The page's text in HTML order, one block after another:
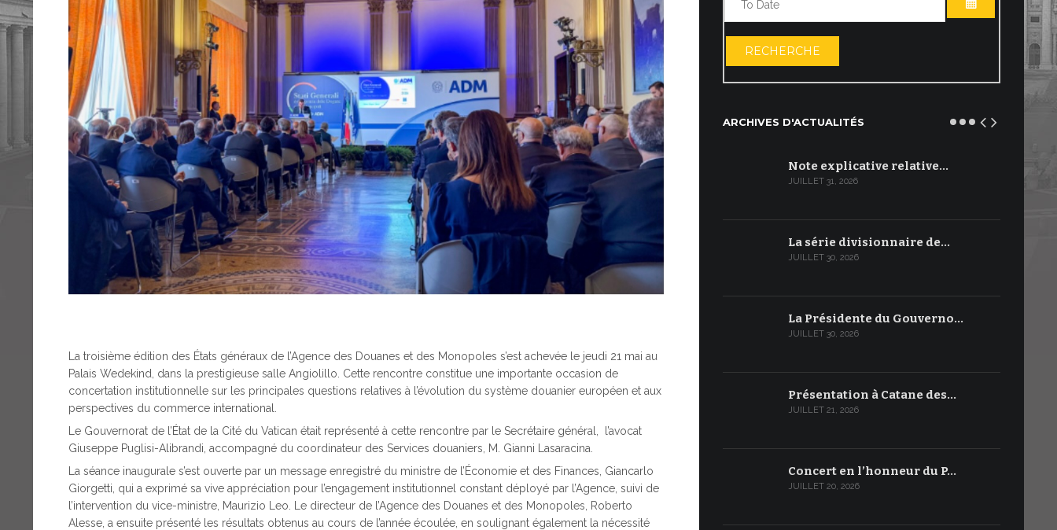
La troisième édition des États généraux de l’Agence des Douanes et des Monopoles s’est achevée le jeudi 21 mai au
Palais Wedekind, dans la prestigieuse salle Angiolillo. Cette rencontre constitue une importante occasion de
concertation institutionnelle sur les principales questions relatives à l’évolution du système douanier européen et aux
perspectives du commerce international.
Le Gouvernorat de l’État de la Cité du Vatican était représenté à cette rencontre par le Secrétaire général, l’avocat
Giuseppe Puglisi-Alibrandi, accompagné du coordinateur des Services douaniers, M. Gianni Lasaracina.
La séance inaugurale s’est ouverte par un message enregistré du ministre de l’Économie et des Finances, Giancarlo
Giorgetti, qui a exprimé sa vive appréciation pour l’engagement institutionnel constant déployé par l’Agence, suivi de
l’intervention du vice-ministre, Maurizio Leo. Le directeur de l’Agence des Douanes et des Monopoles, Roberto
Alesse, a ensuite présenté les résultats obtenus au cours de l’année écoulée, en soulignant également la nécessité
OUVRIR LE
RECHERCHE
ARCHIVES D'ACTUALITÉS
Note explicative relative…
JUILLET 31, 2026
La série divisionnaire de…
JUILLET 30, 2026
La Présidente du Gouverno…
JUILLET 30, 2026
Présentation à Catane des…
JUILLET 21, 2026
Concert en l’honneur du P…
JUILLET 20, 2026